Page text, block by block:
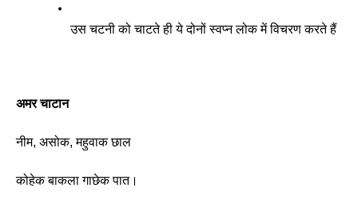
उस चटनी को चाटते ही ये दोनों स्वप्न लोक में विचरण करते हैं
अमर चाटान
नीम, असोक, महुवाक छाल
कोहेक बाकला गाछेक पात।